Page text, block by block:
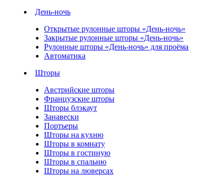
День-ночь
Открытые рулонные шторы «День-ночь»
Закрытые рулонные шторы «День-ночь»
Рулонные шторы «День-ночь» для проёма
Автоматика
Шторы
Австрийские шторы
Французские шторы
Шторы блэкаут
Занавески
Портьеры
Шторы на кухню
Шторы в комнату
Шторы в гостиную
Шторы в спальню
Шторы на люверсах